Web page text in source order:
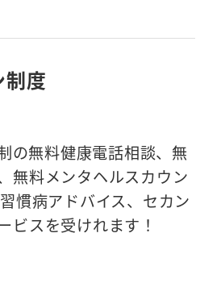
制度
の無料健康電話相談、無
無料メンタヘルスカウン
慣病アドバイス、セカン
ビスを受けれます！